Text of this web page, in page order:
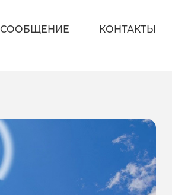
СООБЩЕНИЕ КОНТАКТЫ